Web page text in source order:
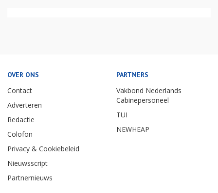
OVER ONS
Contact
Adverteren
Redactie
Colofon
Privacy & Cookiebeleid
Nieuwsscript
Partnernieuws
PARTNERS
Vakbond Nederlands
Cabinepersoneel
TUI
NEWHEAP